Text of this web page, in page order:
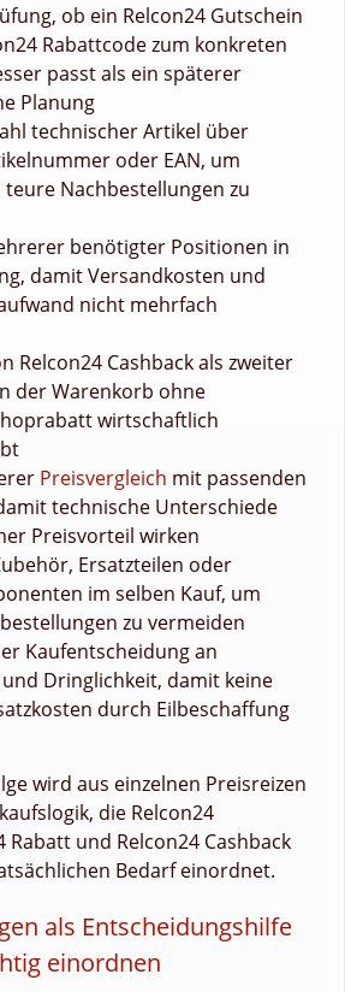
ob ein Relcon24 Gutschein
Rabattcode zum konkreten
passt als ein späterer
Planung
technischer Artikel über
oder EAN, um
teure Nachbestellungen zu
benötigter Positionen in
damit Versandkosten und
nicht mehrfach
Relcon24 Cashback als zweiter
der Warenkorb ohne
wirtschaftlich
Preisvergleich mit passenden
technische Unterschiede
Preisvorteil wirken
Ersatzteilen oder
im selben Kauf, um
zu vermeiden
Kaufentscheidung an
Dringlichkeit, damit keine
durch Eilbeschaffung
wird aus einzelnen Preisreizen
die Relcon24
Rabatt und Relcon24 Cashback
Bedarf einordnet.
als Entscheidungshilfe
einordnen